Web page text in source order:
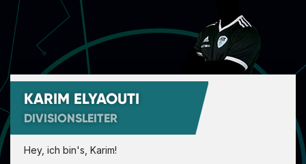
PARTNER
KARIM ELYAOUTI
DIVISIONSLEITER
Hey, ich bin's, Karim!